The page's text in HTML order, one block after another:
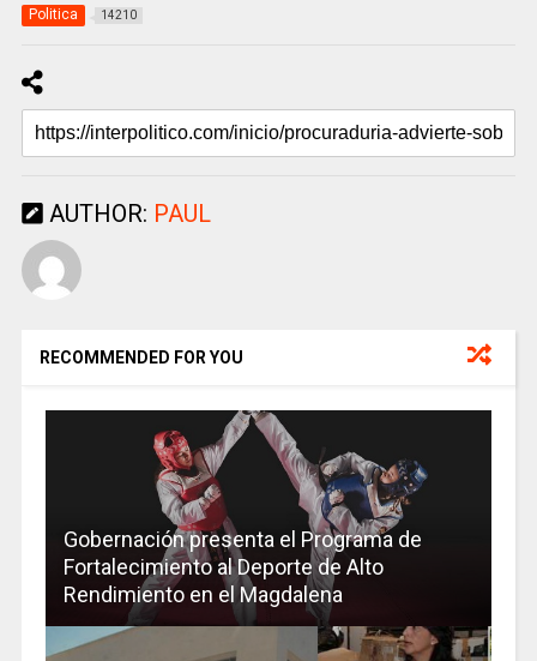
Politica 14210
AUTHOR: PAUL
RECOMMENDED FOR YOU
Gobernación presenta el Programa de
Fortalecimiento al Deporte de Alto
Rendimiento en el Magdalena